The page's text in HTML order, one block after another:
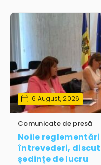
6 August, 2026
Comunicate de presă
Noile
întrevederi,
ședințe de lucru